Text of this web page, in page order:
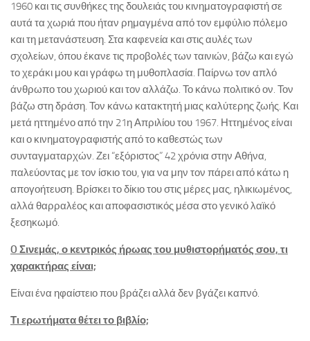
1960 και τις συνθήκες της δουλειάς του κινηματογραφιστή σε
αυτά τα χωριά που ήταν ρημαγμένα από τον εμφύλιο πόλεμο
και τη μετανάστευση. Στα καφενεία και στις αυλές των
σχολείων, όπου έκανε τις προβολές των ταινιών, βάζω και εγώ
το χεράκι μου και γράφω τη μυθοπλασία. Παίρνω τον απλό
άνθρωπο του χωριού και τον αλλάζω. Το κάνω πολιτικό ον. Τον
βάζω στη δράση. Τον κάνω κατακτητή μιας καλύτερης ζωής. Και
μετά ηττημένο από την 21η Απριλίου του 1967. Ηττημένος είναι
και ο κινηματογραφιστής από το καθεστώς των
συνταγματαρχών. Ζει “εξόριστος” 42 χρόνια στην Αθήνα,
παλεύοντας με τον ίσκιο του, για να μην τον πάρει από κάτω η
απογοήτευση. Βρίσκει το δίκιο του στις μέρες μας, ηλικιωμένος,
αλλά θαρραλέος και αποφασιστικός μέσα στο γενικό λαϊκό
ξεσηκωμό.
O Σινεμάς, ο κεντρικός ήρωας του μυθιστορήματός σου, τι
χαρακτήρας είναι;
Είναι ένα ηφαίστειο που βράζει αλλά δεν βγάζει καπνό.
Τι ερωτήματα θέτει το βιβλίο;